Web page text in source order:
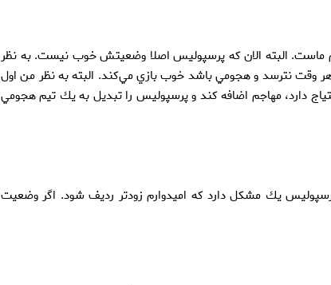
ماست. البته الان كه پرسپوليس اصلا وضعيتش خوب نيست. به نظر
نترسد و هجومي باشد خوب بازي مي‌كند. البته به نظر من اول
دارد، مهاجم اضافه كند و پرسپوليس را تبديل به يك تيم هجومي
يك مشكل دارد كه اميدوارم زودتر رديف شود. اگر وضعيت